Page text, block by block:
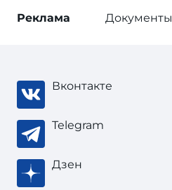
Реклама Документы
Вконтакте
Telegram
Дзен